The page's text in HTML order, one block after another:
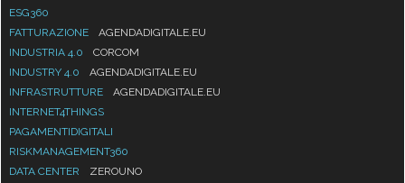
ESG360
FATTURAZIONE
AGENDADIGITALE.EU
INDUSTRIA 4.0
CORCOM
INDUSTRY 4.0
AGENDADIGITALE.EU
INFRASTRUTTURE
AGENDADIGITALE.EU
INTERNET4THINGS
PAGAMENTIDIGITALI
RISKMANAGEMENT360
DATA CENTER
ZEROUNO